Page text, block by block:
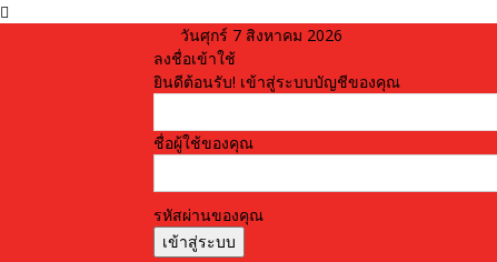
วันศุกร์ 7 สิงหาคม 2026
ลงชื่อเข้าใช้
ยินดีต้อนรับ! เข้าสู่ระบบบัญชีของคุณ
ชื่อผู้ใช้ของคุณ
รหัสผ่านของคุณ